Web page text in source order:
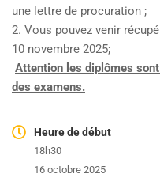
une lettre de procuration ;
2. Vous pouvez venir
10 novembre 2025;
Attention les diplômes
des examens.
Heure de début
18h30
16 octobre 2025